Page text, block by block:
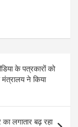
के पत्रकारों को
मंत्रालय ने किया
लगातार बढ़ रहा